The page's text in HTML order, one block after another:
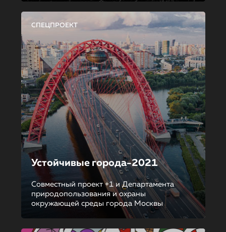
СПЕЦПРОЕКТ
Устойчивые города-2021
Совместный проект +1 и Департамента
природопользования и охраны
окружающей среды города Москвы